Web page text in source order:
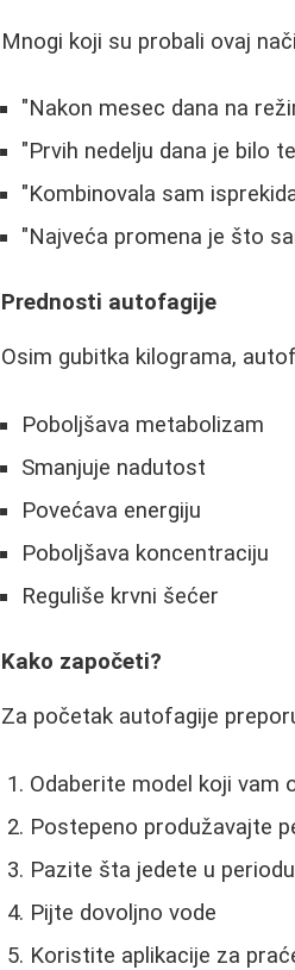
Mnogi koji su probali ovaj
"Nakon mesec dana na
"Prvih nedelju dana je bilo
"Kombinovala sam
"Najveća promena je što
Prednosti autofagije
Osim gubitka kilograma,
Poboljšava metabolizam
Smanjuje nadutost
Povećava energiju
Poboljšava koncentraciju
Reguliše krvni šećer
Kako započeti?
Za početak autofagije
Odaberite model koji vam
Postepeno produžavajte
Pazite šta jedete u
Pijte dovoljno vode
Koristite aplikacije za